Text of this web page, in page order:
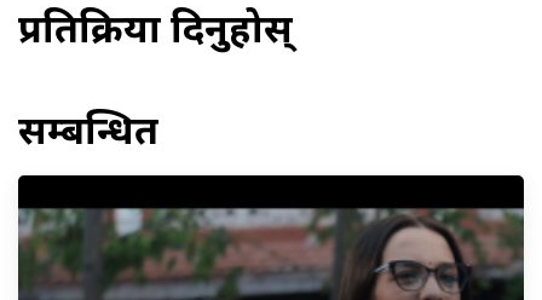
प्रतिक्रिया दिनुहोस्
सम्बन्धित